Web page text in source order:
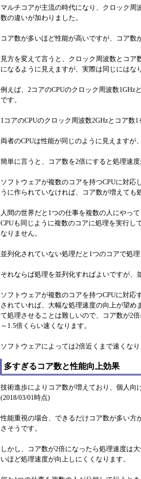
マルチコアが主流の時代になり、クロック
数の違いが加わりました。
コア数が多いほど性能が高いですが、コア数
見方を変えて言うと、クロック周波数とコ
になるように見えますが、実際は同じにはな
例えば、2コアのCPUのクロック周波数1GHz
です。
1コアのCPUのクロック周波数2GHzとコア数
両者のCPUは性能が同じのように見えますが
簡単に言うと、コア数を2倍にすると処理速
ソフトウェアが複数のコアを持つCPUに対
うに作られていなければ、コア数が増えても
人間の世界だと1つの仕事を複数の人にやっ
CPUも同じように複数のコアに処理を実行
なりません。
並列化されていない処理だと1つのコアで処理
それならば処理を並列化すればよいですが、
ソフトウェアが複数のコアを持つCPUに対
されていれば、大幅な処理速度の向上が望
て処理させることは難しいので、コア数が2
～1.5倍くらい速くなります。
ソフトウェアによっては2倍近くまで速くな
多すぎるコア数と性能向上効果
技術進歩によりコア数が増えており、個人向
(2018/03/01時点)
性能重視の場合、できるだけコア数が多い方
さそうです。
しかし、コア数が2倍になったら処理速度は
いほど処理速度が向上しにくくなります。